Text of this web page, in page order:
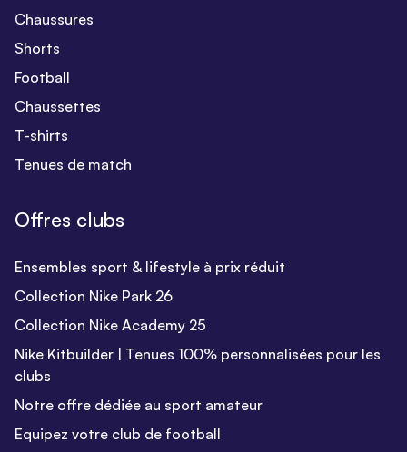
Chaussures
Shorts
Football
Chaussettes
T-shirts
Tenues de match
Offres clubs
Ensembles sport & lifestyle à prix réduit
Collection Nike Park 26
Collection Nike Academy 25
Nike Kitbuilder | Tenues 100% personnalisées pour les
clubs
Notre offre dédiée au sport amateur
Equipez votre club de football